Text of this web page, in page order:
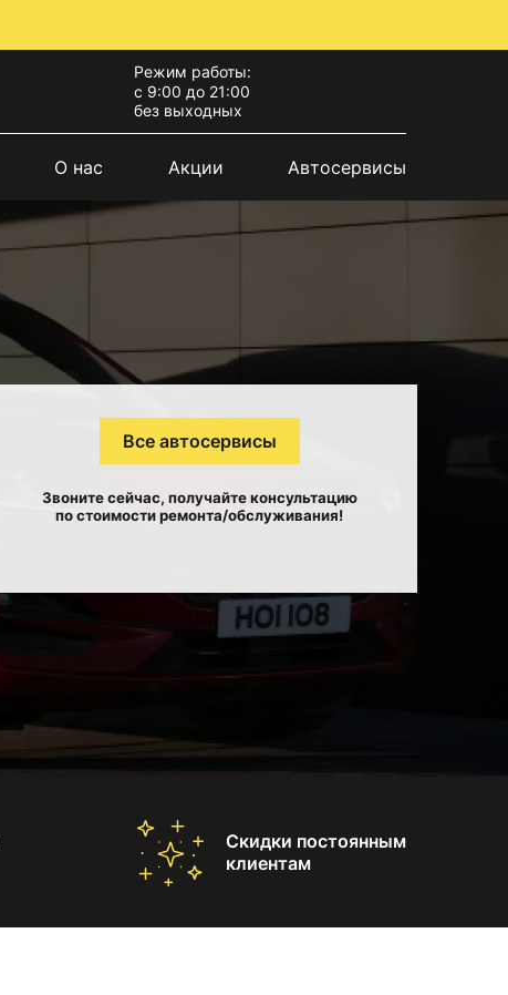
Режим работы:
с 9:00 до 21:00
без выходных
О нас Акции Автосервисы
Все автосервисы
Звоните сейчас, получайте консультацию
по стоимости ремонта/обслуживания!
Скидки постоянным
клиентам